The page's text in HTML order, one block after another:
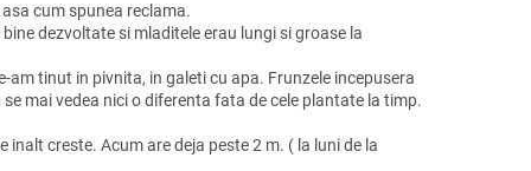
cum spunea reclama.
dezvoltate si mladitele erau lungi si groase la
tinut in pivnita, in galeti cu apa. Frunzele incepusera
mai vedea nici o diferenta fata de cele plantate la timp.
creste. Acum are deja peste 2 m. ( la luni de la